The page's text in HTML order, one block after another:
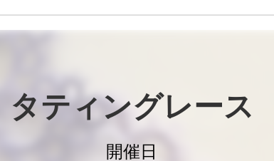
タティングレース
開催日